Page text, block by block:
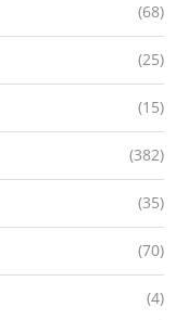
(68)
(25)
(15)
(382)
(35)
(70)
(4)